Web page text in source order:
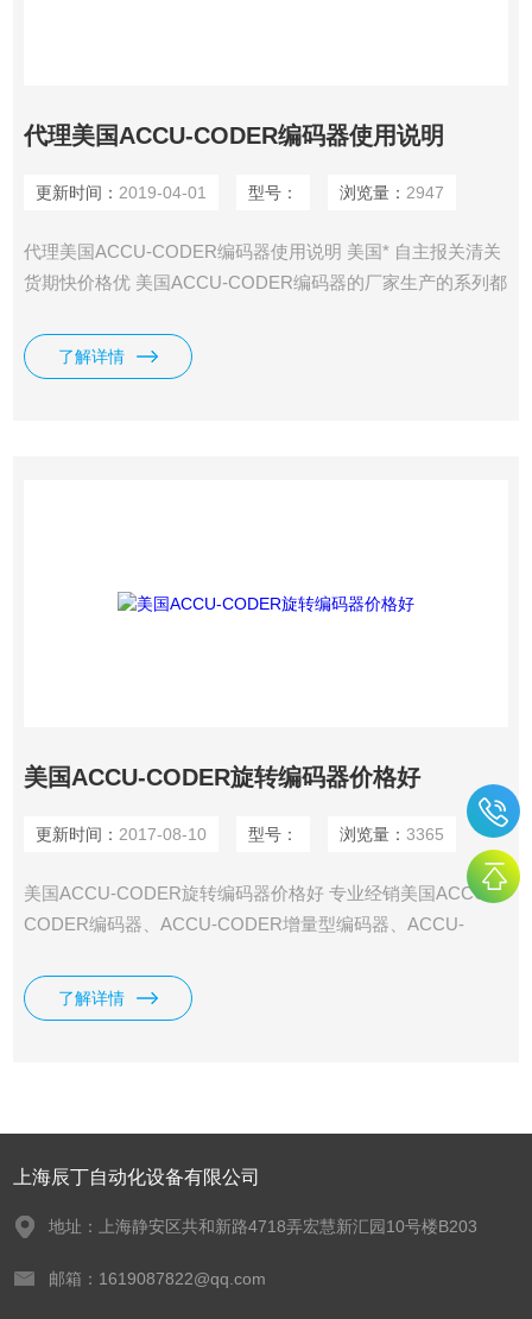
代理美国ACCU-CODER编码器使用说明
更新时间： 2019-04-01 型号： 浏览量： 2947
代理美国ACCU-CODER编码器使用说明 美国* 自主报关清关
货期快价格优 美国ACCU-CODER编码器的厂家生产的系列都
型编码器等，并且编码器都是智能型的，有各种并预*要*预*要
*预*要*预*要*预*要*预先进要先进行接口可以与其它设备通
了解详情
美国ACCU-CODER旋转编码器价格好
更新时间： 2017-08-10 型号： 浏览量： 3365
美国ACCU-CODER旋转编码器价格好 专业经销美国ACCU-
CODER编码器、ACCU-CODER增量型编码器、ACCU-
是EPC集团的一个产品系列，ACCU-CODER编码器是单圈式
编码器，在广泛的工业领域中，对有式定位信息应用能提供*
了解详情
上海辰丁自动化设备有限公司
地址：上海静安区共和新路4718弄宏慧新汇园10号楼B203
邮箱：1619087822@qq.com